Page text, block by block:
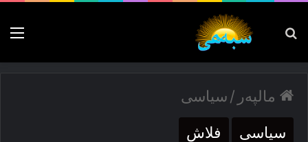
پەیدا بکە
مالپەر /سیاسی
سیاسی فلاش